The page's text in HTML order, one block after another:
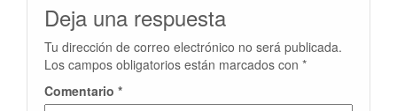
Deja una respuesta
Tu dirección de correo electrónico no será publicada.
Los campos obligatorios están marcados con *
Comentario *